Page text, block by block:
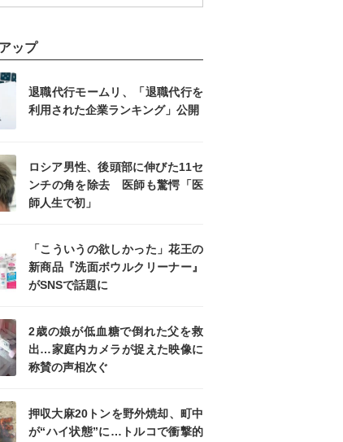
ップ
退職代行モームリ、「退職代行を
利用された企業ランキング」公開
ロシア男性、後頭部に伸びた11セ
ンチの角を除去 医師も驚愕「医
師人生で初」
「こういうの欲しかった」花王の
新商品『洗面ボウルクリーナー』
がSNSで話題に
2歳の娘が低血糖で倒れた父を救
出…家庭内カメラが捉えた映像に
称賛の声相次ぐ
押収大麻20トンを野外焼却、町中
が“ハイ状態”に…トルコで衝撃的